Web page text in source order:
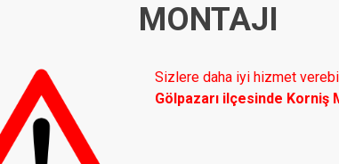
MONTAJI
Sizlere daha iyi hizmet
Gölpazarı ilçesinde